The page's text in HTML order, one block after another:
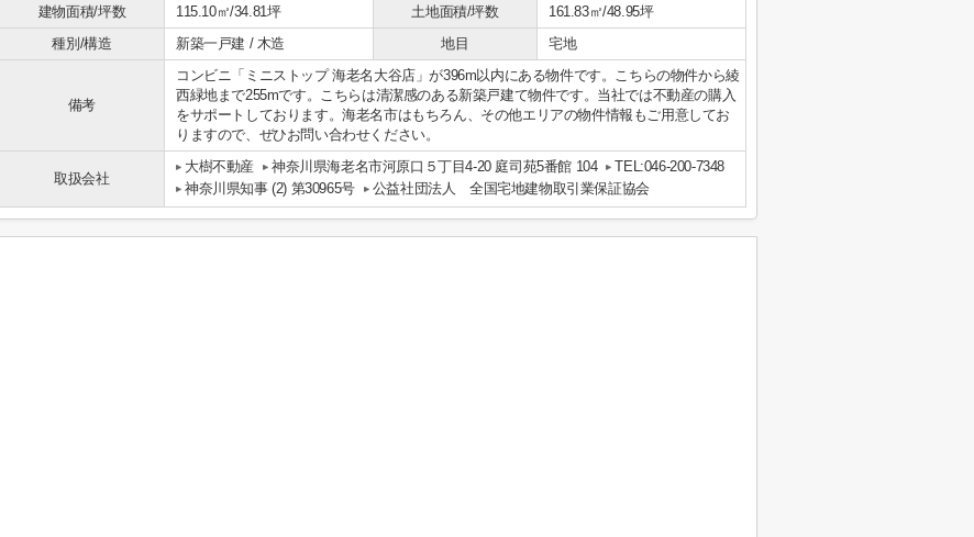
建物面積/坪数
115.10㎡/34.81坪 土地面積/坪数
161.83㎡/48.95坪
種別/構造
新築一戸建 / 木造 地目 宅地
備考
コンビニ「ミニストップ 海老名大谷店」が396m以内にある物件です。こちらの物件から綾
西緑地まで255mです。こちらは清潔感のある新築戸建て物件です。当社では不動産の購入
をサポートしております。海老名市はもちろん、その他エリアの物件情報もご用意してお
りますので、ぜひお問い合わせください。
取扱会社
大樹不動産 神奈川県海老名市河原口５丁目4-20 庭司苑5番館 104
TEL:046-200-7348
神奈川県知事 (2) 第30965号
公益社団法人 全国宅地建物取引業保証協会